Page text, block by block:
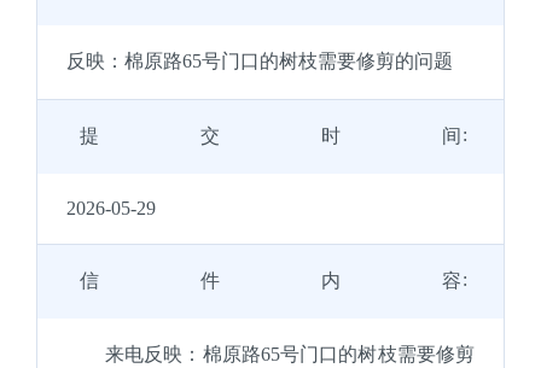
反映：棉原路65号门口的树枝需要修剪的问题
提交时间
2026-05-29
信件内容
来电反映：棉原路65号门口的树枝需要修剪